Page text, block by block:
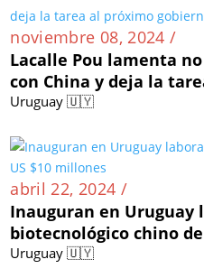
noviembre 08, 2024 /
Lacalle Pou lamenta
con China y deja la
Uruguay 🇺🇾
abril 22, 2024 /
Inauguran en Uruguay
biotecnológico chino
Uruguay 🇺🇾